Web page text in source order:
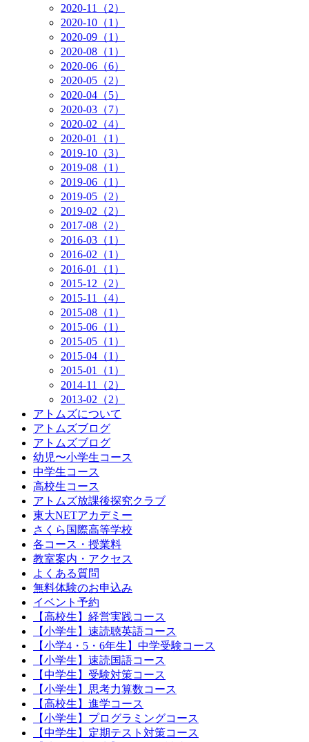
2020-11（2）
2020-10（1）
2020-09（1）
2020-08（1）
2020-06（6）
2020-05（2）
2020-04（5）
2020-03（7）
2020-02（4）
2020-01（1）
2019-10（3）
2019-08（1）
2019-06（1）
2019-05（2）
2019-02（2）
2017-08（2）
2016-03（1）
2016-02（1）
2016-01（1）
2015-12（2）
2015-11（4）
2015-08（1）
2015-06（1）
2015-05（1）
2015-04（1）
2015-01（1）
2014-11（2）
2013-02（2）
アトムズについて
アトムズブログ
アトムズブログ
幼児〜小学生コース
中学生コース
高校生コース
アトムズ放課後探究クラブ
東大NETアカデミー
さくら国際高等学校
各コース・授業料
教室案内・アクセス
よくある質問
無料体験のお申込み
イベント予約
【高校生】経営実践コース
【小学生】速読聴英語コース
【小学4・5・6年生】中学受験コース
【小学生】速読国語コース
【中学生】受験対策コース
【小学生】思考力算数コース
【高校生】進学コース
【小学生】プログラミングコース
【中学生】定期テスト対策コース